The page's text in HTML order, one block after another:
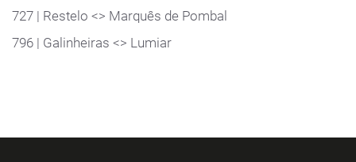
727 | Restelo <> Marquês de Pombal
796 | Galinheiras <> Lumiar